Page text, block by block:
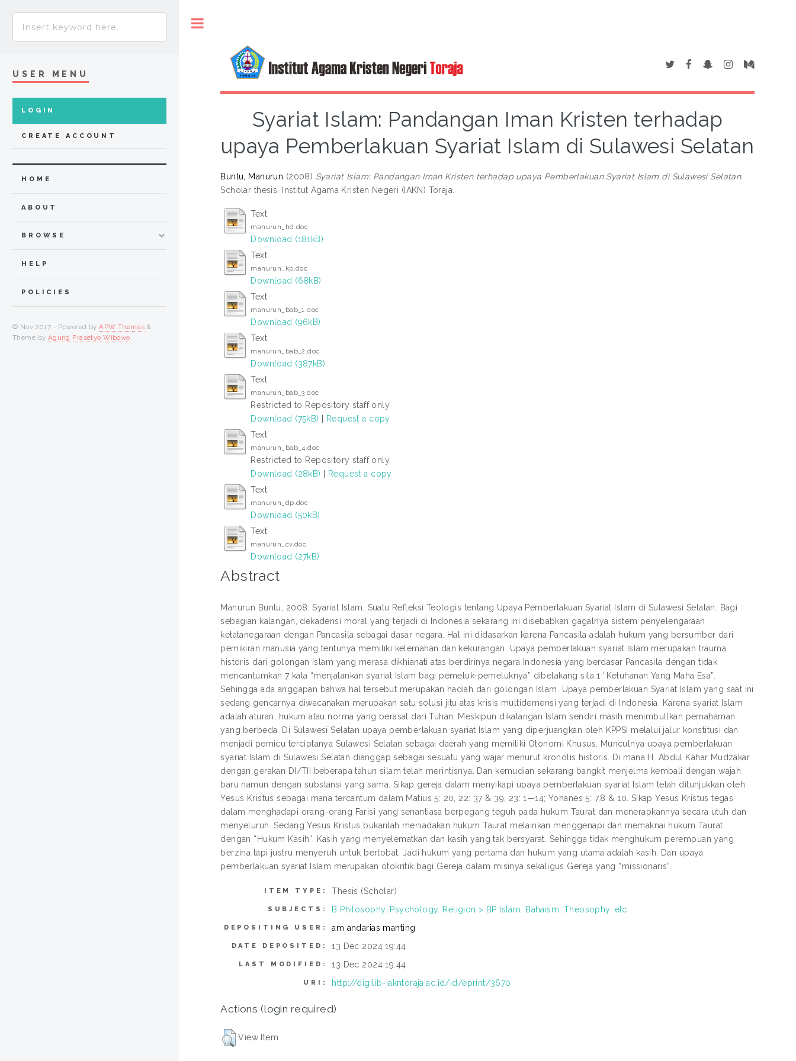
Syariat Islam: Pandangan Iman Kristen terhadap
upaya Pemberlakuan Syariat Islam di Sulawesi Selatan
Buntu, Manurun (2008) Syariat Islam: Pandangan Iman Kristen terhadap upaya Pemberlakuan Syariat Islam di Sulawesi Selatan.
Scholar thesis, Institut Agama Kristen Negeri (IAKN) Toraja.
Text
manurun_hd.doc
Download (181kB)
Text
manurun_kp.doc
Download (68kB)
Text
manurun_bab_1.doc
Download (96kB)
Text
manurun_bab_2.doc
Download (387kB)
Text
manurun_bab_3.doc
Restricted to Repository staff only
Download (75kB) | Request a copy
Text
manurun_bab_4.doc
Restricted to Repository staff only
Download (28kB) | Request a copy
Text
manurun_dp.doc
Download (50kB)
Text
manurun_cv.doc
Download (27kB)
Abstract
Manurun Buntu, 2008: Syariat Islam, Suatu Refleksi Teologis tentang Upaya Pemberlakuan Syariat Islam di Sulawesi Selatan. Bagi
sebagian kalangan, dekadensi moral yang terjadi di Indonesia sekarang ini disebabkan gagalnya sistem penyelengaraan
ketatanegaraan dengan Pancasila sebagai dasar negara. Hal ini didasarkan karena Pancasila adalah hukum yang bersumber dari
pemikiran manusia yang tentunya memiliki kelemahan dan kekurangan. Upaya pemberlakuan syariat Islam merupakan trauma
historis dari golongan Islam yang merasa dikhianati atas berdirinya negara Indonesia yang berdasar Pancasila dengan tidak
mencantumkan 7 kata “menjalankan syariat Islam bagi pemeluk-pemeluknya” dibelakang sila 1 “Ketuhanan Yang Maha Esa”.
Sehingga ada anggapan bahwa hal tersebut merupakan hadiah dari golongan Islam. Upaya pemberlakuan Syariat Islam yang saat ini
sedang gencarnya diwacanakan merupakan satu solusi jitu atas krisis multidemensi yang terjadi di Indonesia. Karena syariat Islam
adalah aturan, hukum atau norma yang berasal dari Tuhan. Meskipun dikalangan Islam sendiri masih menimbullkan pemahaman
yang berbeda. Di Sulawesi Selatan upaya pemberlakuan syariat Islam yang diperjuangkan oleh KPPSI melalui jalur konstitusi dan
menjadi pemicu terciptanya Sulawesi Selatan sebagai daerah yang memiliki Otonomi Khusus. Munculnya upaya pemberlakuan
syariat Islam di Sulawesi Selatan dianggap sebagai sesuatu yang wajar menurut kronolis historis. Di mana H. Abdul Kahar Mudzakar
dengan gerakan DI/TII beberapa tahun silam telah merintisnya. Dan kemudian sekarang bangkit menjelma kembali dengan wajah
baru namun dengan substansi yang sama. Sikap gereja dalam menyikapi upaya pemberlakuan syariat Islam telah ditunjukkan oleh
Yesus Kristus sebagai mana tercantum dalam Matius 5: 20, 22: 37 & 39, 23: 1—14; Yohanes 5: 7,8 & 10. Sikap Yesus Kristus tegas
dalam menghadapi orang-orang Farisi yang senantiasa berpegang teguh pada hukum Taurat dan menerapkannya secara utuh dan
menyeluruh. Sedang Yesus Kristus bukanlah meniadakan hukum Taurat melainkan menggenapi dan memaknai hukum Taurat
dengan “Hukum Kasih”. Kasih yang menyelematkan dan kasih yang tak bersyarat. Sehingga tidak menghukum perempuan yang
berzina tapi justru menyeruh untuk bertobat. Jadi hukum yang pertama dan hukum yang utama adalah kasih. Dan upaya
pemberlakuan syariat Islam merupakan otokritik bagi Gereja dalam misinya sekaligus Gereja yang “missionaris”.
ITEM TYPE: Thesis (Scholar)
SUBJECTS: B Philosophy. Psychology. Religion > BP Islam. Bahaism. Theosophy, etc
DEPOSITING USER: am andarias manting
DATE DEPOSITED: 13 Dec 2024 19:44
LAST MODIFIED: 13 Dec 2024 19:44
URI: http://digilib-iakntoraja.ac.id/id/eprint/3670
Actions (login required)
View Item
USER MENU
LOGIN
CREATE ACCOUNT
HOME
ABOUT
BROWSE
HELP
POLICIES
© Nov 2017 - Powered byAPW Themes &
Theme by Agung Prasetyo Wibowo